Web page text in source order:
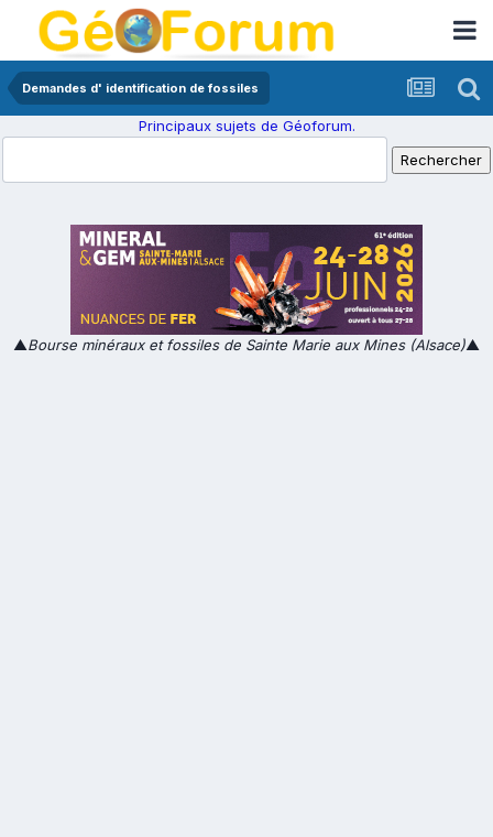
Demandes d' identification de fossiles
Principaux sujets de Géoforum.
▲Bourse minéraux et fossiles de Sainte Marie aux Mines (Alsace)▲